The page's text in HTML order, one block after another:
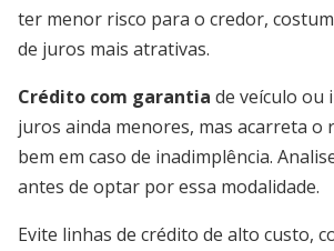
ter menor risco para o credor,
de juros mais atrativas.
Crédito com garantia de veículo ou
juros ainda menores, mas acarreta o
bem em caso de inadimplência.
antes de optar por essa modalidade.
Evite linhas de crédito de alto custo,